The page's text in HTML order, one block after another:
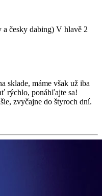
česky dabing) V hlavě 2
sklade, máme však už iba
rýchlo, ponáhľajte sa!
zvyčajne do štyroch dní.